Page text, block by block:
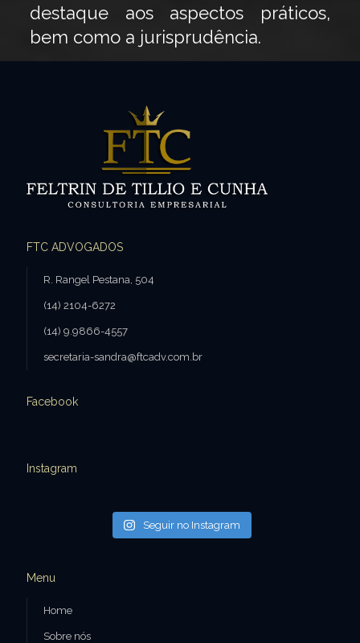
destaque aos aspectos práticos,
bem como a jurisprudência.
FTC ADVOGADOS
R. Rangel Pestana, 504
(14) 2104-6272
(14) 9.9866-4557
secretaria-sandra@ftcadv.com.br
Facebook
Instagram
Seguir no Instagram
Menu
Home
Sobre nós